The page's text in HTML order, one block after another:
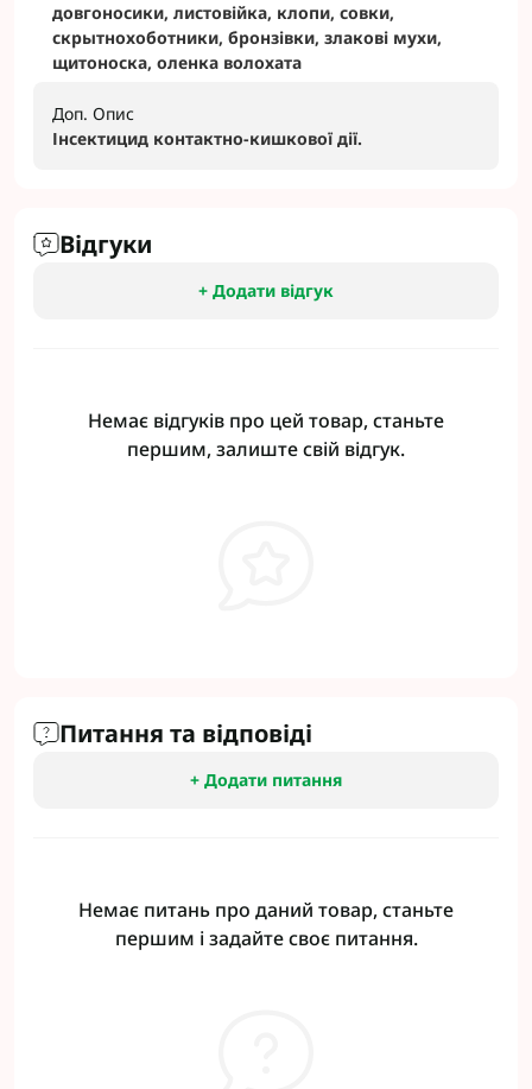
довгоносики, листовійка, клопи, совки,
скрытнохоботники, бронзівки, злакові мухи,
щитоноска, оленка волохата
Доп. Опис
Інсектицид контактно-кишкової дії.
Відгуки
+ Додати відгук
Немає відгуків про цей товар, станьте
першим, залиште свій відгук.
Питання та відповіді
+ Додати питання
Немає питань про даний товар, станьте
першим і задайте своє питання.